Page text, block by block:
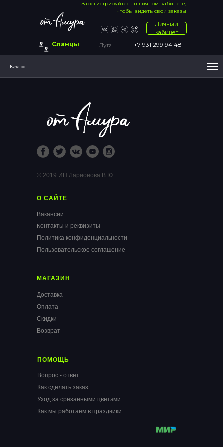
+7 931 299 94 48
Луга
Сланцы
Личный
кабинет
Зарегистрируйтесь в личном кабинете,
чтобы видеть свои заказы
Каталог:
О САЙТЕ
Вакансии
Контакты и реквизиты
Политика конфиденциальности
Пользовательское соглашение
МАГАЗИН
Доставка
Оплата
Скидки
Возврат
ПОМОЩЬ
Вопрос - ответ
Как сделать заказ
Уход за срезанными цветами
Как мы работаем в праздники
© 2019 ИП Ларионова В.Ю.